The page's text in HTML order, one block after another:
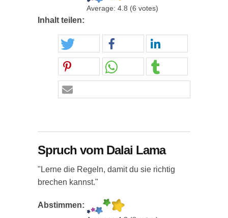
Average: 4.8 (6 votes)
Inhalt teilen:
Spruch vom Dalai Lama
"Lerne die Regeln, damit du sie richtig
brechen kannst."
Abstimmen: